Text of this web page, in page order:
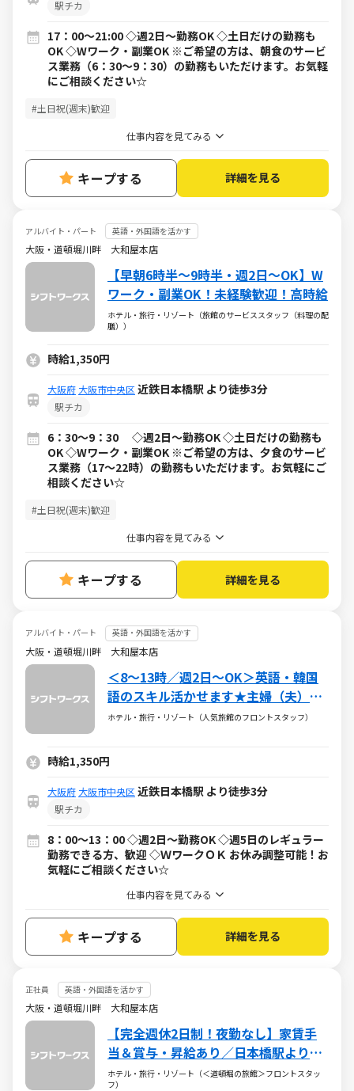
駅チカ
17：00～21:00 ◇週2日～勤務OK ◇土日だけの勤務も
OK ◇Wワーク・副業OK ※ご希望の方は、朝食のサービ
ス業務（6：30～9：30）の勤務もいただけます。お気軽
にご相談ください☆
#土日祝(週末)歓迎
仕事内容を見てみる
キープする 詳細を見る
アルバイト・パート 英語・外国語を活かす
大阪・道頓堀川畔 大和屋本店
【早朝6時半～9時半・週2日～OK】W
ワーク・副業OK！未経験歓迎！高時給
ホテル・旅行・リゾート（旅館のサービススタッフ（料理の配
膳））
時給1,350円
大阪府 大阪市中央区 近鉄日本橋駅 より徒歩3分
駅チカ
6：30～9：30 ◇週2日～勤務OK ◇土日だけの勤務も
OK ◇Wワーク・副業OK ※ご希望の方は、夕食のサービ
ス業務（17～22時）の勤務もいただけます。お気軽にご
相談ください☆
#土日祝(週末)歓迎
仕事内容を見てみる
キープする 詳細を見る
アルバイト・パート 英語・外国語を活かす
大阪・道頓堀川畔 大和屋本店
＜8～13時／週2日～OK＞英語・韓国
語のスキル活かせます★主婦（夫）活
躍中★WワークOK
ホテル・旅行・リゾート（人気旅館のフロントスタッフ）
時給1,350円
大阪府 大阪市中央区 近鉄日本橋駅 より徒歩3分
駅チカ
8：00～13：00 ◇週2日～勤務OK ◇週5日のレギュラー
勤務できる方、歓迎 ◇ＷワークＯＫ お休み調整可能！お
気軽にご相談ください☆
仕事内容を見てみる
キープする 詳細を見る
正社員 英語・外国語を活かす
大阪・道頓堀川畔 大和屋本店
【完全週休2日制！夜勤なし】家賃手
当＆賞与・昇給あり／日本橋駅より徒
歩1分／経験者歓迎
ホテル・旅行・リゾート（＜道頓堀の旅館＞フロントスタッ
フ）